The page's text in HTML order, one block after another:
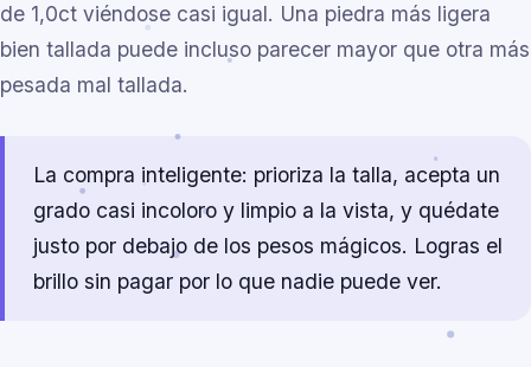
de 1,0ct viéndose casi igual. Una piedra más ligera
bien tallada puede incluso parecer mayor que otra más
pesada mal tallada.
La compra inteligente: prioriza la talla, acepta un
grado casi incoloro y limpio a la vista, y quédate
justo por debajo de los pesos mágicos. Logras el
brillo sin pagar por lo que nadie puede ver.